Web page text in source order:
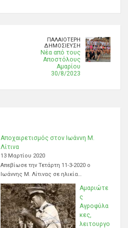
ΠΑΛΑΙΌΤΕΡΗ
ΔΗΜΟΣΊΕΥΣΗ
Νέα από τους
Αποστόλους
Αμαρίου
30/8/2023
Αποχαιρετισμός στον Ιωάννη Μ.
Λίτινα
13 Μαρτίου 2020
Απεβίωσε την Τετάρτη 11-3-2020 ο
Ιωάννης Μ. Λίτινας σε ηλικία…
Αμαριώτε
ς
Αγροφύλα
κες,
λειτουργο